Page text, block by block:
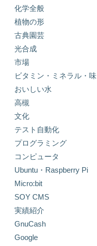
化学全般
植物の形
古典園芸
光合成
市場
ビタミン・ミネラル・味
おいしい水
高槻
文化
テスト自動化
プログラミング
コンピュータ
Ubuntu・Raspberry Pi
Micro:bit
SOY CMS
実績紹介
GnuCash
Google